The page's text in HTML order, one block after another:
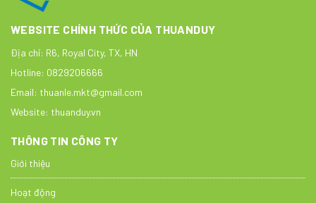
WEBSITE CHÍNH THỨC CỦA THUANDUY
Địa chỉ: R6, Royal City, TX, HN
Hotline: 0829206666
Email: thuanle.mkt@gmail.com
Website: thuanduy.vn
THÔNG TIN CÔNG TY
Giới thiệu
Hoạt động